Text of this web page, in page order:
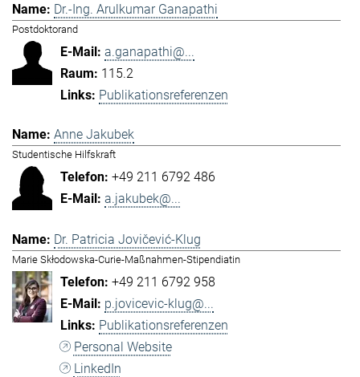
Dr.-Ing. Arulkumar Ganapathi
Postdoktorand
a.ganapathi@...
115.2
Publikationsreferenzen
Anne Jakubek
Studentische Hilfskraft
+49 211 6792 486
a.jakubek@...
Dr. Patricia Jovičević-Klug
Marie Skłodowska-Curie-Maßnahmen-Stipendiatin
+49 211 6792 958
p.jovicevic-klug@...
Publikationsreferenzen
Personal Website
LinkedIn